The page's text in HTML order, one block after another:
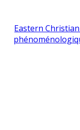
Eastern